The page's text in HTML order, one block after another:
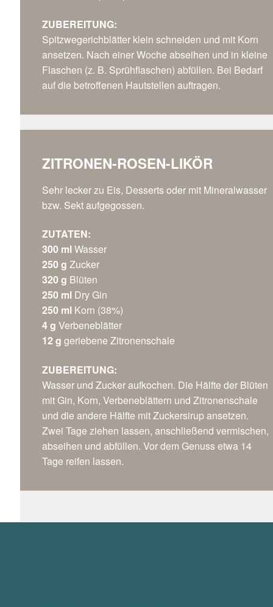
ZUBEREITUNG:
Spitzwegerichblätter klein schneiden und mit Korn
ansetzen. Nach einer Woche abseihen und in kleine
Flaschen (z. B. Sprühflaschen) abfüllen. Bei Bedarf
auf die betroffenen Hautstellen auftragen.
ZITRONEN-ROSEN-LIKÖR
Sehr lecker zu Eis, Desserts oder mit Mineralwasser
bzw. Sekt aufgegossen.
ZUTATEN:
300 mlWasser
250 g Zucker
320 g Blüten
250 mlDry Gin
250 mlKorn (38%)
4 g Verbeneblätter
12 g geriebene Zitronenschale
ZUBEREITUNG:
Wasser und Zucker aufkochen. Die Hälfte der Blüten
mit Gin, Korn, Verbeneblättern und Zitronenschale
und die andere Hälfte mit Zuckersirup ansetzen.
Zwei Tage ziehen lassen, anschließend vermischen,
abseihen und abfüllen. Vor dem Genuss etwa 14
Tage reifen lassen.